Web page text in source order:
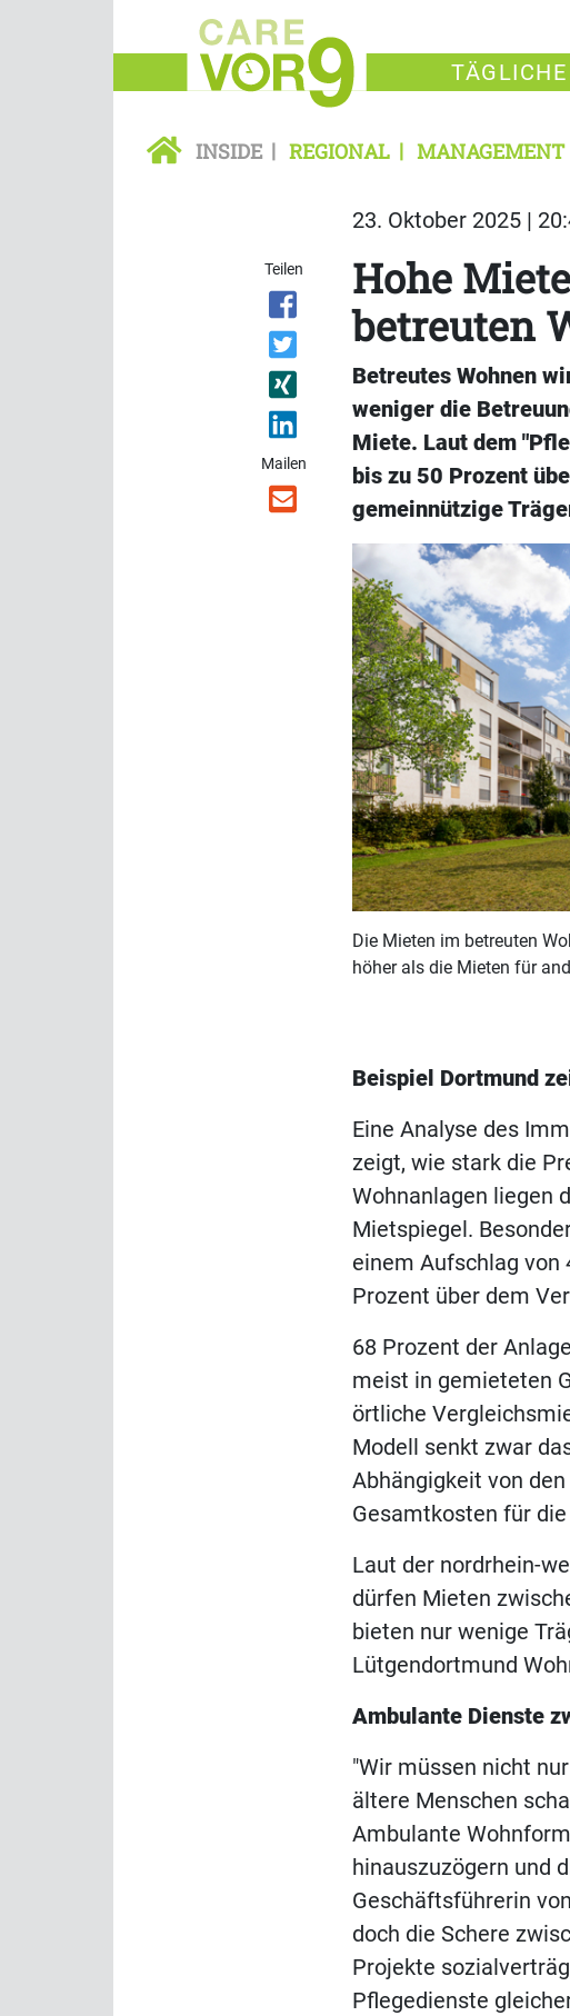
INSIDE REGIONAL MANAGEMENT
23. Oktober 2025 |
Teilen
Mailen
Hohe
betreuten
Betreutes Wohnen
weniger die
Miete. Laut dem
bis zu 50 Prozent
gemeinnützige
Die Mieten im betreuten
höher als die Mieten für
Beispiel Dortmund
Eine Analyse des
zeigt, wie stark die
Wohnanlagen liegen
Mietspiegel.
einem Aufschlag von
Prozent über dem
68 Prozent der
meist in gemieteten
örtliche
Modell senkt zwar
Abhängigkeit von
Gesamtkosten für
Laut der nordrhein-
dürfen Mieten
bieten nur wenige
Lütgendortmund
Ambulante Dienste
"Wir müssen nicht
ältere Menschen
Ambulante
hinauszuzögern und
Geschäftsführerin
doch die Schere
Projekte
Pflegedienste